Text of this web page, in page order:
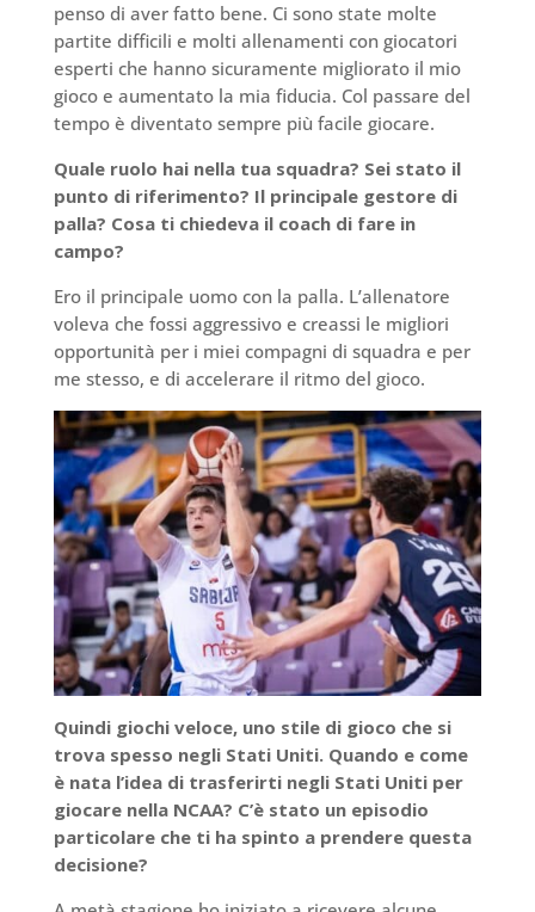
penso di aver fatto bene. Ci sono state molte
partite difficili e molti allenamenti con giocatori
esperti che hanno sicuramente migliorato il mio
gioco e aumentato la mia fiducia. Col passare del
tempo è diventato sempre più facile giocare.
Quale ruolo hai nella tua squadra? Sei stato il
punto di riferimento? Il principale gestore di
palla? Cosa ti chiedeva il coach di fare in
campo?
Ero il principale uomo con la palla. L’allenatore
voleva che fossi aggressivo e creassi le migliori
opportunità per i miei compagni di squadra e per
me stesso, e di accelerare il ritmo del gioco.
Quindi giochi veloce, uno stile di gioco che si
trova spesso negli Stati Uniti. Quando e come
è nata l’idea di trasferirti negli Stati Uniti per
giocare nella NCAA? C’è stato un episodio
particolare che ti ha spinto a prendere questa
decisione?